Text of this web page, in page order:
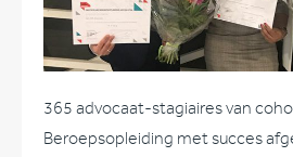
365 advocaat-stagiaires van
Beroepsopleiding met succes